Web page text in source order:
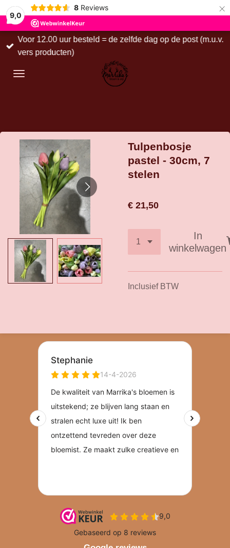
9,0
8 Reviews ×
Voor 12.00 uur besteld = de zelfde dag op de post (m.u.v.
vers producten)
Tulpenbosje
pastel - 30cm, 7
stelen
€ 21,50
In
winkelwagen
Inclusief BTW